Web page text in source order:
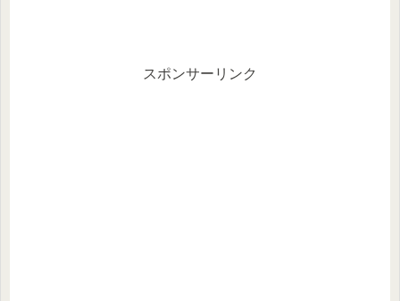
スポンサーリンク